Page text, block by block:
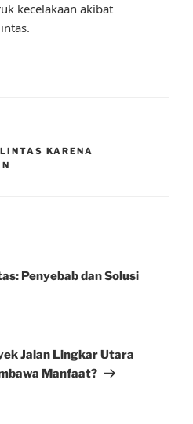
kecelakaan akibat
KARENA
Penyebab dan Solusi
Jalan Lingkar Utara
Manfaat?